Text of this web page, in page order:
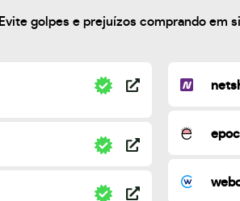
Evite golpes e prejuízos comprando em